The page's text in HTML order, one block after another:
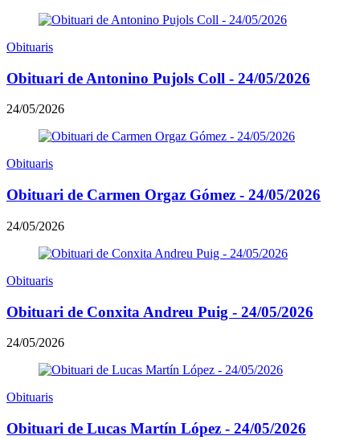
Obituaris
Obituari de Antonino Pujols Coll - 24/05/2026
24/05/2026
Obituaris
Obituari de Carmen Orgaz Gómez - 24/05/2026
24/05/2026
Obituaris
Obituari de Conxita Andreu Puig - 24/05/2026
24/05/2026
Obituaris
Obituari de Lucas Martín López - 24/05/2026